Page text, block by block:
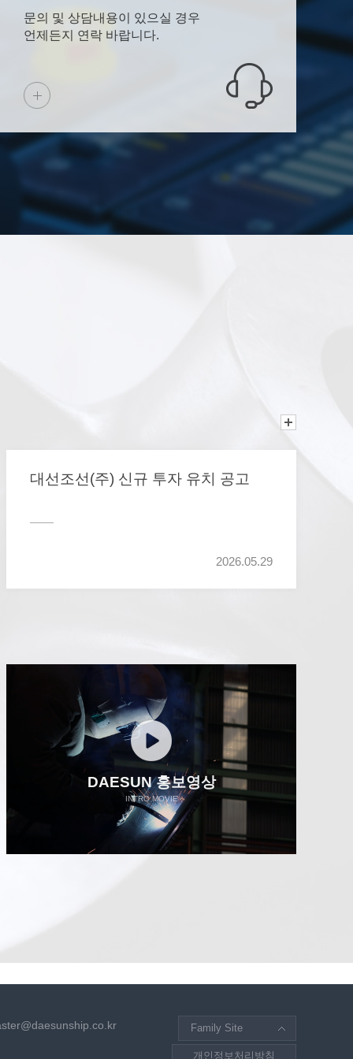
문의 및 상담내용이 있으실 경우
언제든지 연락 바랍니다.
대선조선(주) 신규 투자 유치 공고
2026.05.29
DAESUN 홍보영상
INTRO MOVIE
개인정보처리방침
Family Site